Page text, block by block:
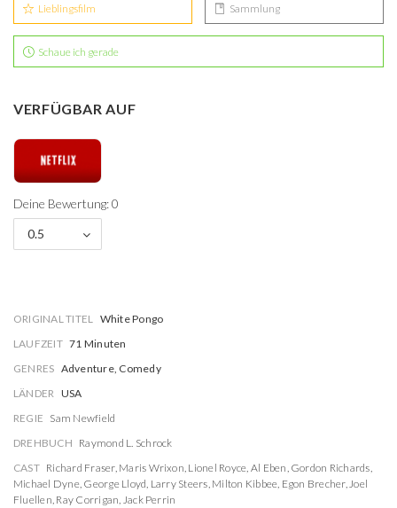
Lieblingsfilm Sammlung
Schaue ich gerade
VERFÜGBAR AUF
Deine Bewertung: 0
0.5
ORIGINAL TITEL White Pongo
LAUFZEIT 71 Minuten
GENRES Adventure, Comedy
LÄNDER USA
REGIE Sam Newfield
DREHBUCH Raymond L. Schrock
CAST Richard Fraser, Maris Wrixon, Lionel Royce, Al Eben, Gordon Richards,
Michael Dyne, George Lloyd, Larry Steers, Milton Kibbee, Egon Brecher,Joel
Fluellen, Ray Corrigan, Jack Perrin